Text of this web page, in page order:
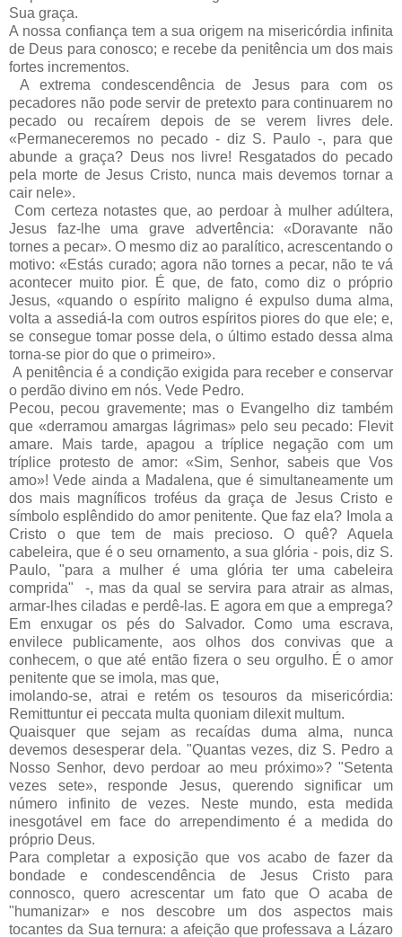
Sua graça.
A nossa confiança tem a sua origem na misericórdia infinita
de Deus para conosco; e recebe da penitência um dos mais
fortes incrementos.
A extrema condescendência de Jesus para com os
pecadores não pode servir de pretexto para continuarem no
pecado ou recaírem depois de se verem livres dele.
«Permaneceremos no pecado - diz S. Paulo -, para que
abunde a graça? Deus nos livre! Resgatados do pecado
pela morte de Jesus Cristo, nunca mais devemos tornar a
cair nele».
Com certeza notastes que, ao perdoar à mulher adúltera,
Jesus faz-lhe uma grave advertência: «Doravante não
tornes a pecar». O mesmo diz ao paralítico, acrescentando o
motivo: «Estás curado; agora não tornes a pecar, não te vá
acontecer muito pior. É que, de fato, como diz o próprio
Jesus, «quando o espírito maligno é expulso duma alma,
volta a assediá-la com outros espíritos piores do que ele; e,
se consegue tomar posse dela, o último estado dessa alma
torna-se pior do que o primeiro».
A penitência é a condição exigida para receber e conservar
o perdão divino em nós. Vede Pedro.
Pecou, pecou gravemente; mas o Evangelho diz também
que «derramou amargas lágrimas» pelo seu pecado: Flevit
amare. Mais tarde, apagou a tríplice negação com um
tríplice protesto de amor: «Sim, Senhor, sabeis que Vos
amo»! Vede ainda a Madalena, que é simultaneamente um
dos mais magníficos troféus da graça de Jesus Cristo e
símbolo esplêndido do amor penitente. Que faz ela? Imola a
Cristo o que tem de mais precioso. O quê? Aquela
cabeleira, que é o seu ornamento, a sua glória - pois, diz S.
Paulo, "para a mulher é uma glória ter uma cabeleira
comprida" -, mas da qual se servira para atrair as almas,
armar-lhes ciladas e perdê-las. E agora em que a emprega?
Em enxugar os pés do Salvador. Como uma escrava,
envilece publicamente, aos olhos dos convivas que a
conhecem, o que até então fizera o seu orgulho. É o amor
penitente que se imola, mas que,
imolando-se, atrai e retém os tesouros da misericórdia:
Remittuntur ei peccata multa quoniam dilexit multum.
Quaisquer que sejam as recaídas duma alma, nunca
devemos desesperar dela. "Quantas vezes, diz S. Pedro a
Nosso Senhor, devo perdoar ao meu próximo»? "Setenta
vezes sete», responde Jesus, querendo significar um
número infinito de vezes. Neste mundo, esta medida
inesgotável em face do arrependimento é a medida do
próprio Deus.
Para completar a exposição que vos acabo de fazer da
bondade e condescendência de Jesus Cristo para
connosco, quero acrescentar um fato que O acaba de
"humanizar» e nos descobre um dos aspectos mais
tocantes da Sua ternura: a afeição que professava a Lázaro